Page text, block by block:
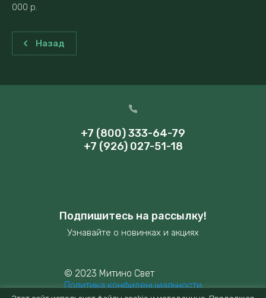
000 р.
Назад
© 2023 Митино Свет
Политика конфиденциальности
+7 (800) 333-64-79
+7 (926) 027-51-18
Подпишитесь на рассылку!
Узнавайте о новинках и акциях